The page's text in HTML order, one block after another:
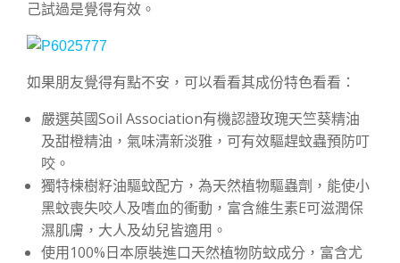
己試過是覺得有效。
如果朋友覺得有點不安，可以看看其成份特色看看：
嚴選英國Soil Association有機認證玫瑰天竺葵精油
及甜橙精油，氣味清新淡雅，可有效驅趕蚊蟲預防叮
咬。
獨特楝樹籽油驅蚊配方，為天然植物驅蟲劑，能使小
黑蚊喪失咬人及嗜血的衝動，富含維生素E可滋潤保
濕肌膚，大人及幼兒皆適用。
使用100%日本原裝進口天然植物防蚊成分，富含尤